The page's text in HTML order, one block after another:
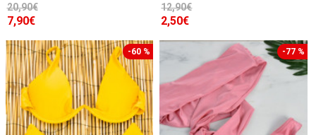
7,90€
20,90€
2,50€
12,90€
-60 % -77 %